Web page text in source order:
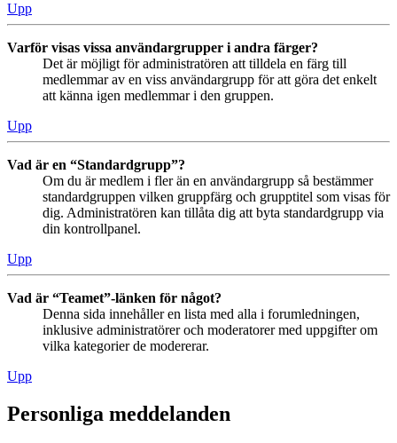
Upp
Varför visas vissa användargrupper i andra färger?
Det är möjligt för administratören att tilldela en färg till
medlemmar av en viss användargrupp för att göra det enkelt
att känna igen medlemmar i den gruppen.
Upp
Vad är en “Standardgrupp”?
Om du är medlem i fler än en användargrupp så bestämmer
standardgruppen vilken gruppfärg och grupptitel som visas för
dig. Administratören kan tillåta dig att byta standardgrupp via
din kontrollpanel.
Upp
Vad är “Teamet”-länken för något?
Denna sida innehåller en lista med alla i forumledningen,
inklusive administratörer och moderatorer med uppgifter om
vilka kategorier de modererar.
Upp
Personliga meddelanden